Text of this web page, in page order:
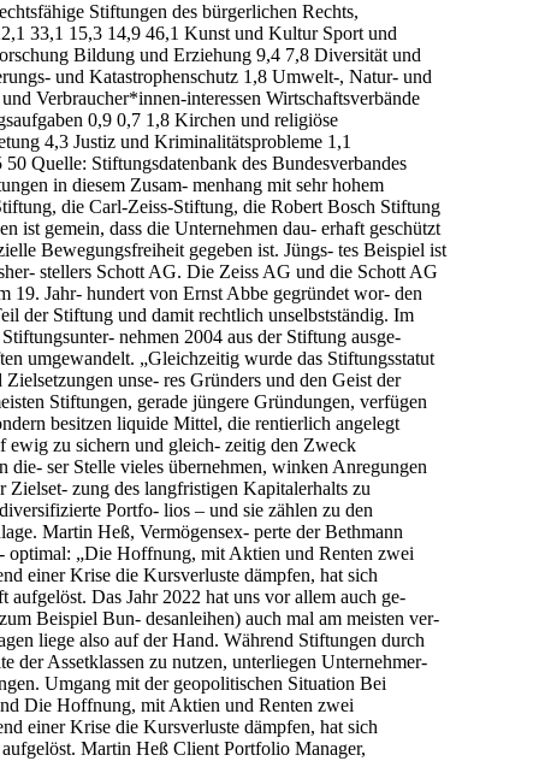
Stiftungen des bürgerlichen Rechts,
33,1 15,3 14,9 46,1 Kunst und Kultur Sport und
Bildung und Erziehung 9,4 7,8 Diversität und
und Katastrophenschutz 1,8 Umwelt-, Natur- und
Verbraucher*innen-interessen Wirtschaftsverbände
0,9 0,7 1,8 Kirchen und religiöse
4,3 Justiz und Kriminalitätsprobleme 1,1
Quelle: Stiftungsdatenbank des Bundesverbandes
in diesem Zusam- menhang mit sehr hohem
die Carl-Zeiss-Stiftung, die Robert Bosch Stiftung
ist gemein, dass die Unternehmen dau- erhaft geschützt
Bewegungsfreiheit gegeben ist. Jüngs- tes Beispiel ist
stellers Schott AG. Die Zeiss AG und die Schott AG
Jahr- hundert von Ernst Abbe gegründet wor- den
der Stiftung und damit rechtlich unselbstständig. Im
nehmen 2004 aus der Stiftung ausge-
umgewandelt. „Gleichzeitig wurde das Stiftungsstatut
unse- res Gründers und den Geist der
Stiftungen, gerade jüngere Gründungen, verfügen
besitzen liquide Mittel, die rentierlich angelegt
ewig zu sichern und gleich- zeitig den Zweck
ser Stelle vieles übernehmen, winken Anregungen
Zielset- zung des langfristigen Kapitalerhalts zu
Portfo- lios – und sie zählen zu den
Martin Heß, Vermögensex- perte der Bethmann
„Die Hoffnung, mit Aktien und Renten zwei
einer Krise die Kursverluste dämpfen, hat sich
Das Jahr 2022 hat uns vor allem auch ge-
Beispiel Bun- desanleihen) auch mal am meisten ver-
liege also auf der Hand. Während Stiftungen durch
der Assetklassen zu nutzen, unterliegen Unternehmer-
Umgang mit der geopolitischen Situation Bei
Die Hoffnung, mit Aktien und Renten zwei
einer Krise die Kursverluste dämpfen, hat sich
Martin Heß Client Portfolio Manager,